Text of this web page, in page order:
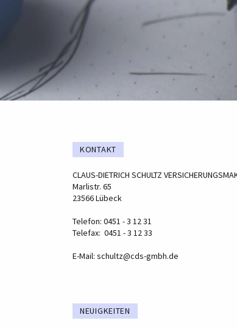
KONTAKT
CLAUS-DIETRICH SCHULTZ
Marlistr. 65
23566 Lübeck
Telefon: 0451 - 3 12 31
Telefax: 0451 - 3 12 33
E-Mail: schultz@cds-gmbh.de
NEUIGKEITEN